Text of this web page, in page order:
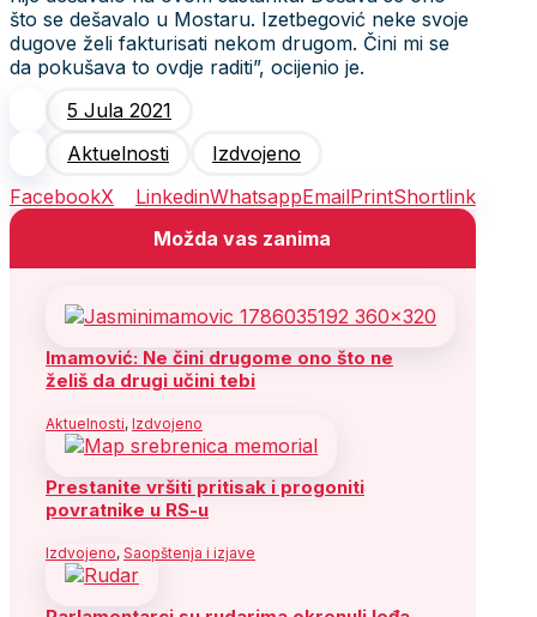
što se dešavalo u Mostaru. Izetbegović neke svoje
dugove želi fakturisati nekom drugom. Čini mi se
da pokušava to ovdje raditi”, ocijenio je.
5 Jula 2021
Aktuelnosti
Izdvojeno
FacebookX LinkedinWhatsappEmailPrintShortlink
Možda vas zanima
Imamović: Ne čini drugome ono što ne
želiš da drugi učini tebi
Aktuelnosti, Izdvojeno
Prestanite vršiti pritisak i progoniti
povratnike u RS-u
Izdvojeno, Saopštenja i izjave